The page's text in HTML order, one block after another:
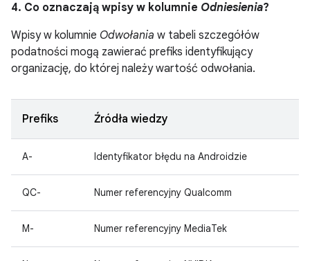
4. Co oznaczają wpisy w kolumnie Odniesienia?
Wpisy w kolumnie Odwołania w tabeli szczegółów
podatności mogą zawierać prefiks identyfikujący
organizację, do której należy wartość odwołania.
Prefiks Źródła wiedzy
A- Identyfikator błędu na Androidzie
QC- Numer referencyjny Qualcomm
M- Numer referencyjny MediaTek